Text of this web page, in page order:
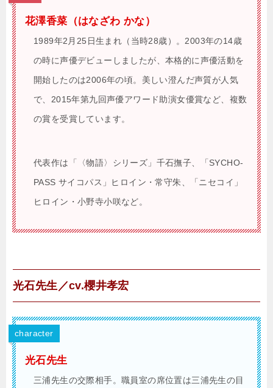
花澤香菜（はなざわ かな）
1989年2月25日生まれ（当時28歳）。2003年の14歳
の時に声優デビューしましたが、本格的に声優活動を
開始したのは2006年の頃。美しい澄んだ声質が人気
で、2015年第九回声優アワード助演女優賞など、複数
の賞を受賞しています。
代表作は「〈物語〉シリーズ」千石撫子、「SYCHO-
PASS サイコパス」ヒロイン・常守朱、「ニセコイ」
ヒロイン・小野寺小咲など。
光石先生／cv.櫻井孝宏
character
光石先生
三浦先生の交際相手。職員室の席位置は三浦先生の目